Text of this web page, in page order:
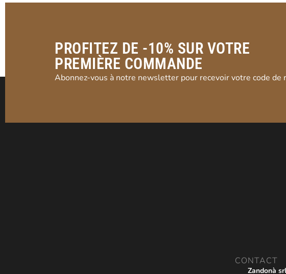
PROFITEZ DE -10% SUR VOTRE
PREMIÈRE COMMANDE
Abonnez-vous à notre newsletter pour recevoir votre code de
CONTACT
Zandonà srl